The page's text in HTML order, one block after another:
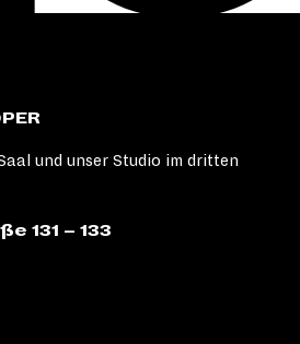
und unser Studio im dritten
131 – 133